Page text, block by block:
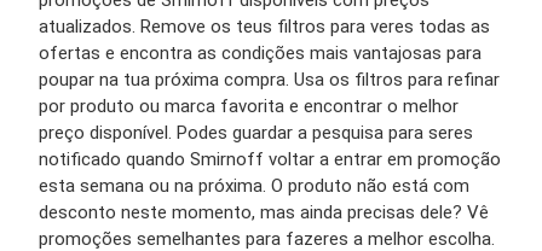
atualizados. Remove os teus filtros para veres todas as
ofertas e encontra as condições mais vantajosas para
poupar na tua próxima compra. Usa os filtros para refinar
por produto ou marca favorita e encontrar o melhor
preço disponível. Podes guardar a pesquisa para seres
notificado quando Smirnoff voltar a entrar em promoção
esta semana ou na próxima. O produto não está com
desconto neste momento, mas ainda precisas dele? Vê
promoções semelhantes para fazeres a melhor escolha.